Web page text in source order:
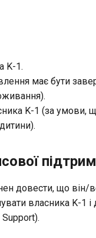
K-1.
має бути
K-1 (за умови,
довести, що він/
власника K-1 і